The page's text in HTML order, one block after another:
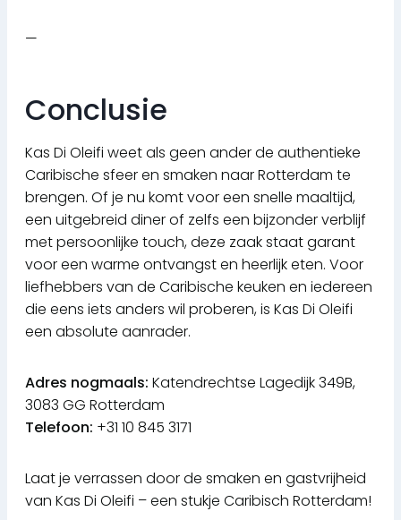
—
Conclusie
Kas Di Oleifi weet als geen ander de authentieke
Caribische sfeer en smaken naar Rotterdam te
brengen. Of je nu komt voor een snelle maaltijd,
een uitgebreid diner of zelfs een bijzonder verblijf
met persoonlijke touch, deze zaak staat garant
voor een warme ontvangst en heerlijk eten. Voor
liefhebbers van de Caribische keuken en iedereen
die eens iets anders wil proberen, is Kas Di Oleifi
een absolute aanrader.
Adres nogmaals: Katendrechtse Lagedijk 349B,
3083 GG Rotterdam
Telefoon: +31 10 845 3171
Laat je verrassen door de smaken en gastvrijheid
van Kas Di Oleifi – een stukje Caribisch Rotterdam!